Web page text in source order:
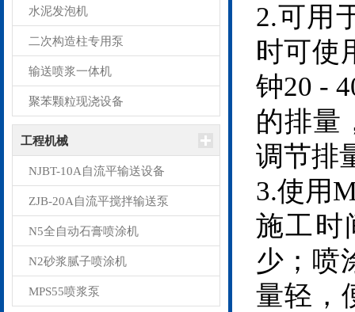
水泥发泡机
二次构造柱专用泵
输送喷浆一体机
聚苯颗粒现浇设备
工程机械
NJBT-10A自流平输送设备
ZJB-20A自流平搅拌输送泵
N5全自动石膏喷涂机
N2砂浆腻子喷涂机
MPS55喷浆泵
2.可用
时可使
钟20 -
的排量
调节排
3.使用
施工时
少；喷
量轻，